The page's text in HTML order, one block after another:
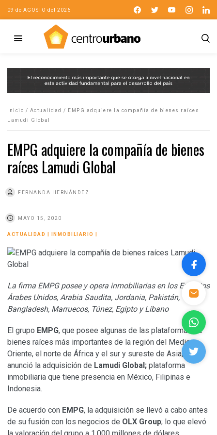
09 de AGOSTO del 2026
Inicio / Actualidad /
EMPG adquiere la compañía de bienes raíces
Lamudi Global
EMPG adquiere la compañía de bienes
raíces Lamudi Global
FERNANDA HERNÁNDEZ
MAYO 15, 2020
ACTUALIDAD INMOBILIARIO
La firma EMPG posee y opera inmobiliarias en los Emiratos
Árabes Unidos, Arabia Saudita, Jordania, Pakistán,
Bangladesh, Marruecos, Túnez, Egipto y Líbano
El grupo EMPG, que posee algunas de las plataformas de
bienes raíces más importantes de la región del Medio
Oriente, el norte de África y el sur y sureste de Asia,
anunció la adquisición de Lamudi Global; plataforma
inmobiliaria que tiene presencia en México, Filipinas e
Indonesia.
De acuerdo con EMPG, la adquisición se llevó a cabo antes
de su fusión con los negocios de OLX Group; lo que elevó